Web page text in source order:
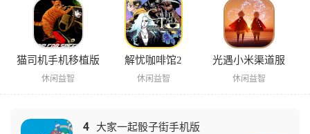
猫司机手机移植版
休闲益智
解忧咖啡馆2
休闲益智
光遇小米渠道服
休闲益智
4 大家一起骰子街手机版